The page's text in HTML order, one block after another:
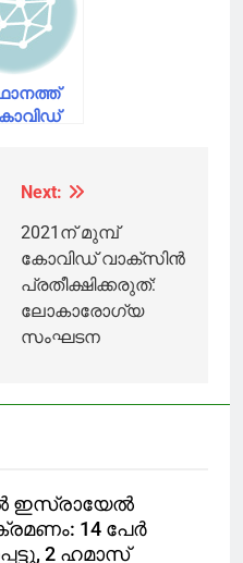
Next:
2021ന് മുമ്പ്
കോവിഡ് വാക്‌സിന്‍
പ്രതീക്ഷിക്കരുത്:
ലോകാരോഗ്യ
സംഘടന
ഇസ്രായേൽ
14 പേർ
2 ഹമാസ്